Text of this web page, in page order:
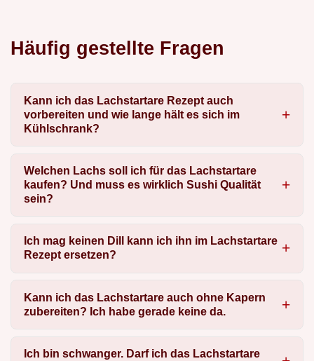
Häufig gestellte Fragen
Kann ich das Lachstartare Rezept auch
vorbereiten und wie lange hält es sich im
Kühlschrank?
Welchen Lachs soll ich für das Lachstartare
kaufen? Und muss es wirklich Sushi Qualität
sein?
Ich mag keinen Dill kann ich ihn im Lachstartare
Rezept ersetzen?
Kann ich das Lachstartare auch ohne Kapern
zubereiten? Ich habe gerade keine da.
Ich bin schwanger. Darf ich das Lachstartare